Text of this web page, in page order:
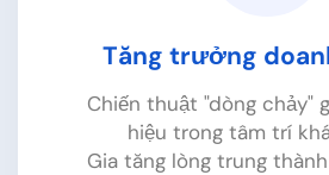
Tăng trưởng
Chiến thuật "dòng chảy"
hiệu trong tâm trí
Gia tăng lòng trung